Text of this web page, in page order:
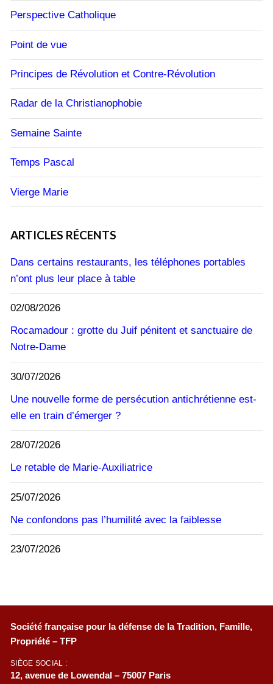
Perspective Catholique
Point de vue
Principes de Révolution et Contre-Révolution
Radar de la Christianophobie
Semaine Sainte
Temps Pascal
Vierge Marie
ARTICLES RÉCENTS
Dans certains restaurants, les téléphones portables
n’ont plus leur place à table
02/08/2026
Rocamadour : grotte du Juif pénitent et sanctuaire de
Notre-Dame
30/07/2026
Une nouvelle forme de persécution antichrétienne est-
elle en train d’émerger ?
28/07/2026
Le retable de Marie-Auxiliatrice
25/07/2026
Ne confondons pas l’humilité avec la faiblesse
23/07/2026
Société française pour la défense de la Tradition, Famille,
Propriété – TFP
SIÈGE SOCIAL :
12, avenue de Lowendal – 75007 Paris